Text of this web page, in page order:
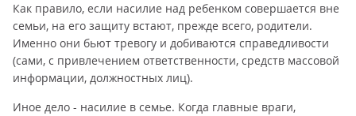
Как правило, если насилие над ребенком совершается вне
семьи, на его защиту встают, прежде всего, родители.
Именно они бьют тревогу и добиваются справедливости
(сами, с привлечением ответственности, средств массовой
информации, должностных лиц).
Иное дело - насилие в семье. Когда главные враги,